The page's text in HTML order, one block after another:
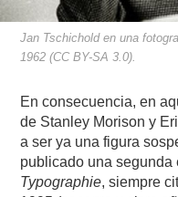
Jan Tschichold en una
1962 (CC BY-SA 3.0).
En consecuencia, en
de Stanley Morison y
a ser ya una figura
publicado una
Typographie, siempre